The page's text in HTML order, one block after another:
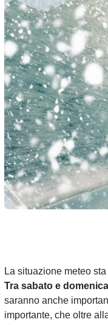
La situazione meteo
Tra sabato e
saranno anche
importante, che oltre